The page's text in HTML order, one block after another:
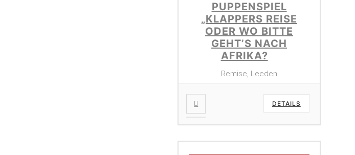
PUPPENSPIEL
„KLAPPERS REISE
ODER WO BITTE
GEHT’S NACH
AFRIKA?
Remise, Leeden
DETAILS